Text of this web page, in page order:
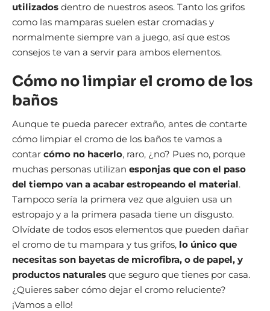
utilizados dentro de nuestros aseos. Tanto los grifos
como las mamparas suelen estar cromadas y
normalmente siempre van a juego, así que estos
consejos te van a servir para ambos elementos.
Cómo no limpiar el cromo de los
baños
Aunque te pueda parecer extraño, antes de contarte
cómo limpiar el cromo de los baños te vamos a
contar cómo no hacerlo, raro, ¿no? Pues no, porque
muchas personas utilizan esponjas que con el paso
del tiempo van a acabar estropeando el material.
Tampoco sería la primera vez que alguien usa un
estropajo y a la primera pasada tiene un disgusto.
Olvídate de todos esos elementos que pueden dañar
el cromo de tu mampara y tus grifos, lo único que
necesitas son bayetas de microfibra, o de papel, y
productos naturales que seguro que tienes por casa.
¿Quieres saber cómo dejar el cromo reluciente?
¡Vamos a ello!